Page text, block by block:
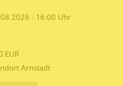
- 16:00
EUR
Arnstadt